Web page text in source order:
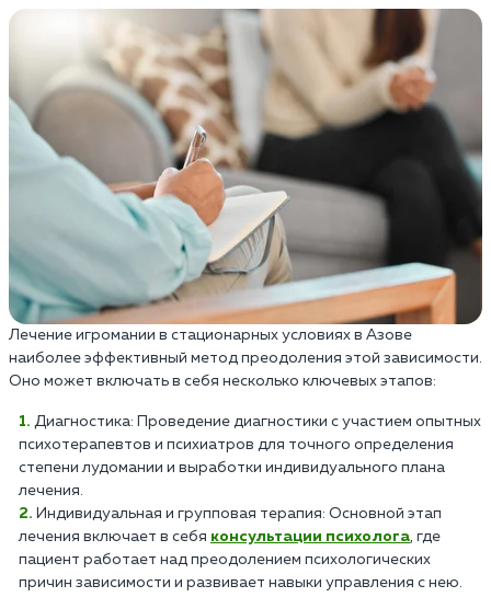
Лечение игромании в стационарных условиях в Азове
наиболее эффективный метод преодоления этой зависимости.
Оно может включать в себя несколько ключевых этапов:
Диагностика: Проведение диагностики с участием опытных
психотерапевтов и психиатров для точного определения
степени лудомании и выработки индивидуального плана
лечения.
Индивидуальная и групповая терапия: Основной этап
лечения включает в себя консультации психолога, где
пациент работает над преодолением психологических
причин зависимости и развивает навыки управления с нею.